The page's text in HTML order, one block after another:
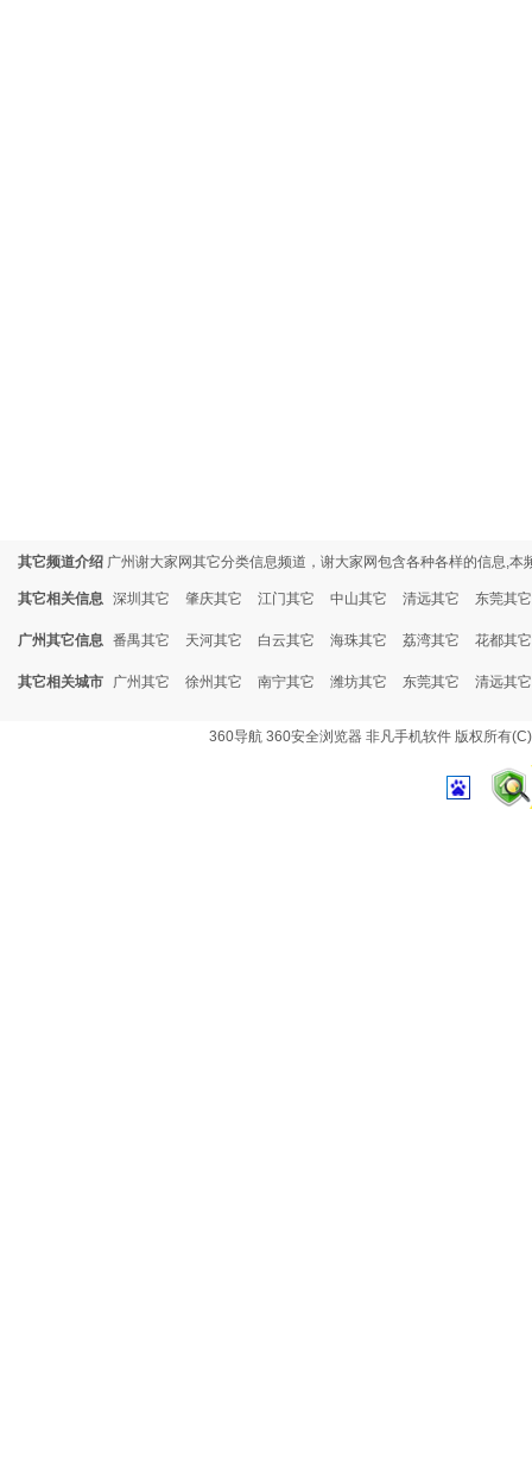
其它频道介绍 广州谢大家网其它分类信息频道，谢大家网包含各种各样的信息,
其它相关信息 深圳其它 肇庆其它 江门其它 中山其它 清远其它 东莞其它
广州其它信息 番禺其它 天河其它 白云其它 海珠其它 荔湾其它 花都其它
其它相关城市 广州其它 徐州其它 南宁其它 潍坊其它 东莞其它 清远其它
360导航 360安全浏览器 非凡手机软件 版权所有